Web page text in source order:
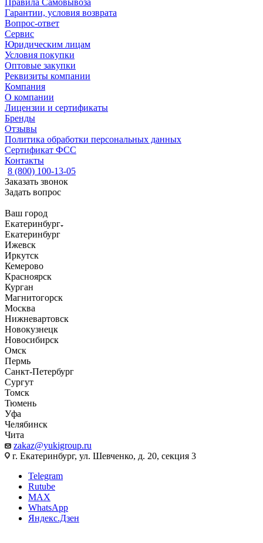
Правила Самовывоза
Гарантии, условия возврата
Вопрос-ответ
Сервис
Юридическим лицам
Условия покупки
Оптовые закупки
Реквизиты компании
Компания
О компании
Лицензии и сертификаты
Бренды
Отзывы
Политика обработки персональных данных
Сертификат ФСС
Контакты
8 (800) 100-13-05
Заказать звонок
Задать вопрос
Ваш город
Екатеринбург
Екатеринбург
Ижевск
Иркутск
Кемерово
Красноярск
Курган
Магнитогорск
Москва
Нижневартовск
Новокузнецк
Новосибирск
Омск
Пермь
Санкт-Петербург
Сургут
Томск
Тюмень
Уфа
Челябинск
Чита
zakaz@yukigroup.ru
г. Екатеринбург, ул. Шевченко, д. 20, секция 3
Telegram
Rutube
MAX
WhatsApp
Яндекс.Дзен